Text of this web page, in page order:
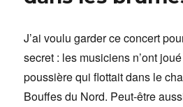
J’ai voulu garder ce concert
secret : les musiciens n’ont
poussière qui flottait dans le
Bouffes du Nord. Peut-être